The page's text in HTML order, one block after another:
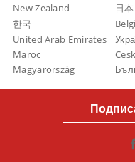
New Zealand
日本
한국
United Arab Emirates
Maroc
Magyarország